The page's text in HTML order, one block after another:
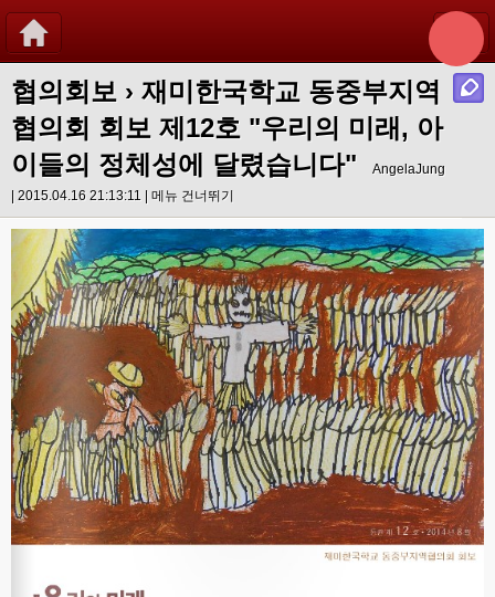
협의회보 › 재미한국학교 동중부지역
협의회 회보 제12호 "우리의 미래, 아
이들의 정체성에 달렸습니다"
AngelaJung
| 2015.04.16 21:13:11 | 메뉴 건너뛰기